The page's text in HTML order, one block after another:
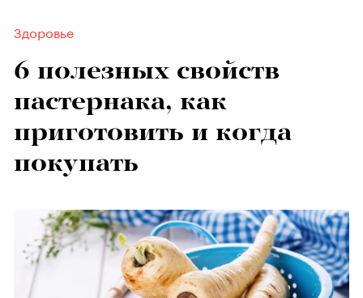
Здоровье
6 полезных свойств
пастернака, как
приготовить и когда
покупать